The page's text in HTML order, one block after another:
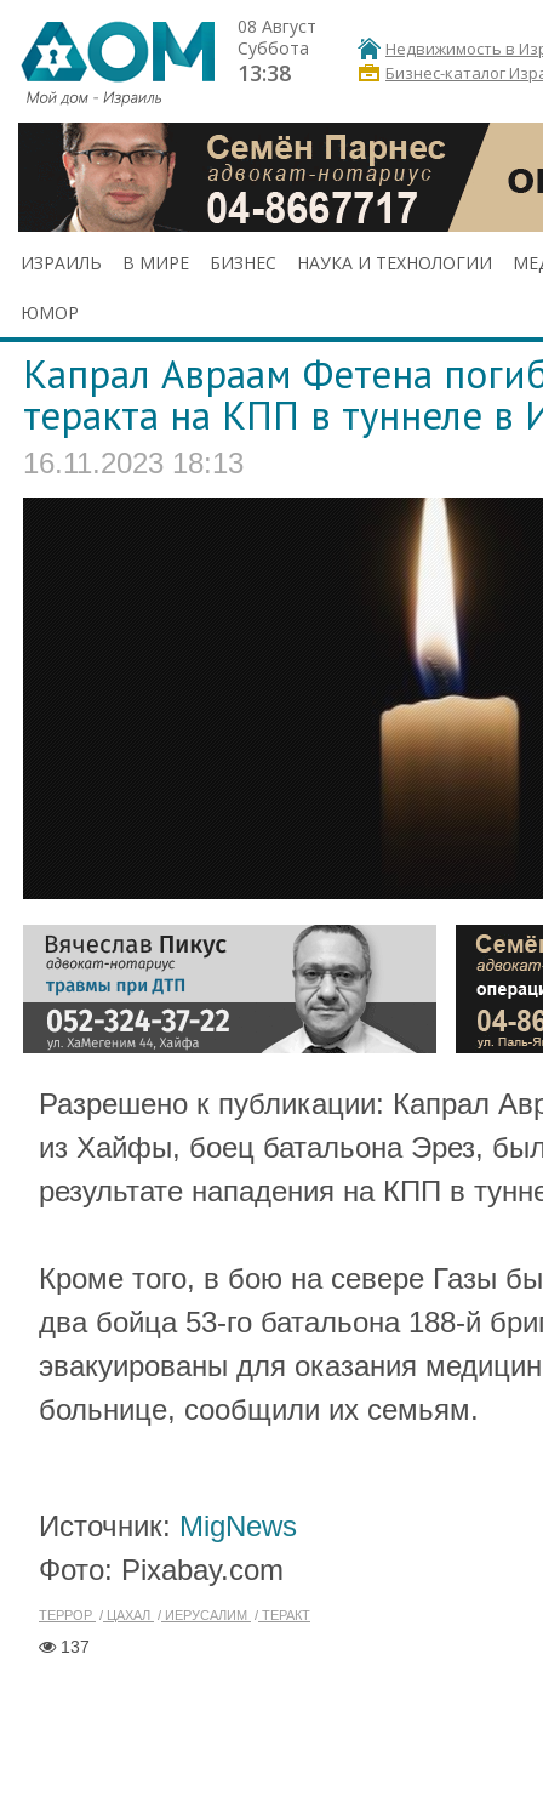
08 Август
Суббота
13:38
Недвижимость в
Бизнес-каталог
ИЗРАИЛЬ В МИРЕ БИЗНЕС НАУКА И ТЕХНОЛОГИИ
ЮМОР
Капрал Авраам Фетена
теракта на КПП в туннеле в
16.11.2023 18:13
Разрешено к публикации: Капрал
из Хайфы, боец ​​батальона Эрез,
результате нападения на КПП в
Кроме того, в бою на севере Газы
два бойца 53-го батальона 188-й
эвакуированы для оказания
больнице, сообщили их семьям.
Источник: MigNews
Фото: Pixabay.com
ТЕРРОР ЦАХАЛ ИЕРУСАЛИМ ТЕРАКТ
137